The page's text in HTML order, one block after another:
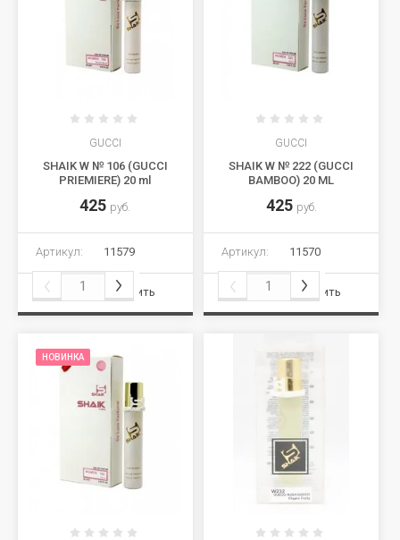
GUCCI
SHAIK W № 106 (GUCCI
PRIEMIERE) 20 ml
425 руб.
Артикул: 11579
Сравнить
GUCCI
SHAIK W № 222 (GUCCI
BAMBOO) 20 ML
425 руб.
Артикул: 11570
Сравнить
НОВИНКА